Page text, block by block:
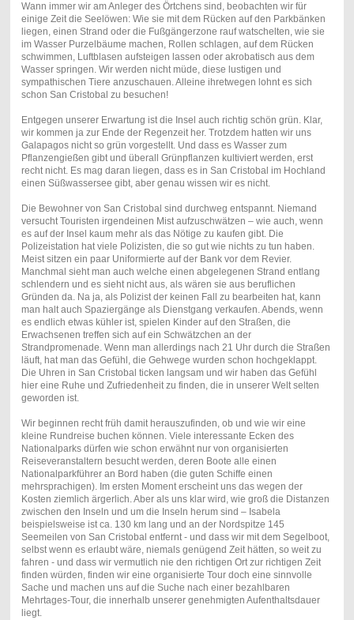
Wann immer wir am Anleger des Örtchens sind, beobachten wir für
einige Zeit die Seelöwen: Wie sie mit dem Rücken auf den Parkbänken
liegen, einen Strand oder die Fußgängerzone rauf watschelten, wie sie
im Wasser Purzelbäume machen, Rollen schlagen, auf dem Rücken
schwimmen, Luftblasen aufsteigen lassen oder akrobatisch aus dem
Wasser springen. Wir werden nicht müde, diese lustigen und
sympathischen Tiere anzuschauen. Alleine ihretwegen lohnt es sich
schon San Cristobal zu besuchen!
Entgegen unserer Erwartung ist die Insel auch richtig schön grün. Klar,
wir kommen ja zur Ende der Regenzeit her. Trotzdem hatten wir uns
Galapagos nicht so grün vorgestellt. Und dass es Wasser zum
Pflanzengießen gibt und überall Grünpflanzen kultiviert werden, erst
recht nicht. Es mag daran liegen, dass es in San Cristobal im Hochland
einen Süßwassersee gibt, aber genau wissen wir es nicht.
Die Bewohner von San Cristobal sind durchweg entspannt. Niemand
versucht Touristen irgendeinen Mist aufzuschwätzen – wie auch, wenn
es auf der Insel kaum mehr als das Nötige zu kaufen gibt. Die
Polizeistation hat viele Polizisten, die so gut wie nichts zu tun haben.
Meist sitzen ein paar Uniformierte auf der Bank vor dem Revier.
Manchmal sieht man auch welche einen abgelegenen Strand entlang
schlendern und es sieht nicht aus, als wären sie aus beruflichen
Gründen da. Na ja, als Polizist der keinen Fall zu bearbeiten hat, kann
man halt auch Spaziergänge als Dienstgang verkaufen. Abends, wenn
es endlich etwas kühler ist, spielen Kinder auf den Straßen, die
Erwachsenen treffen sich auf ein Schwätzchen an der
Strandpromenade. Wenn man allerdings nach 21 Uhr durch die Straßen
läuft, hat man das Gefühl, die Gehwege wurden schon hochgeklappt.
Die Uhren in San Cristobal ticken langsam und wir haben das Gefühl
hier eine Ruhe und Zufriedenheit zu finden, die in unserer Welt selten
geworden ist.
Wir beginnen recht früh damit herauszufinden, ob und wie wir eine
kleine Rundreise buchen können. Viele interessante Ecken des
Nationalparks dürfen wie schon erwähnt nur von organisierten
Reiseveranstaltern besucht werden, deren Boote alle einen
Nationalparkführer an Bord haben (die guten Schiffe einen
mehrsprachigen). Im ersten Moment erscheint uns das wegen der
Kosten ziemlich ärgerlich. Aber als uns klar wird, wie groß die Distanzen
zwischen den Inseln und um die Inseln herum sind – Isabela
beispielsweise ist ca. 130 km lang und an der Nordspitze 145
Seemeilen von San Cristobal entfernt - und dass wir mit dem Segelboot,
selbst wenn es erlaubt wäre, niemals genügend Zeit hätten, so weit zu
fahren - und dass wir vermutlich nie den richtigen Ort zur richtigen Zeit
finden würden, finden wir eine organisierte Tour doch eine sinnvolle
Sache und machen uns auf die Suche nach einer bezahlbaren
Mehrtages-Tour, die innerhalb unserer genehmigten Aufenthaltsdauer
liegt.